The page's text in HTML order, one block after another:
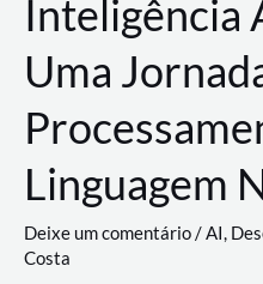
Inteligência
Uma
Linguagem
Deixe um comentário/AI,
Costa